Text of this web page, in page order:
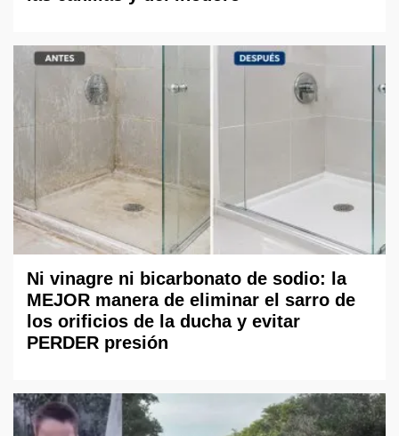
Ni vinagre ni bicarbonato de sodio: la
MEJOR manera de eliminar el sarro de
los orificios de la ducha y evitar
PERDER presión